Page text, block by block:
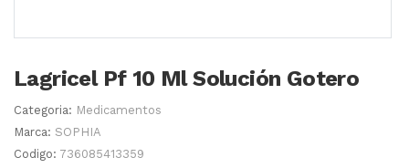
Lagricel Pf 10 Ml Solución Gotero
Categoria: Medicamentos
Marca: SOPHIA
Codigo: 736085413359